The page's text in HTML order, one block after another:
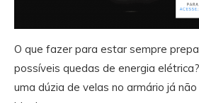
O que fazer para estar sempre
possíveis quedas de energia
uma dúzia de velas no armário já